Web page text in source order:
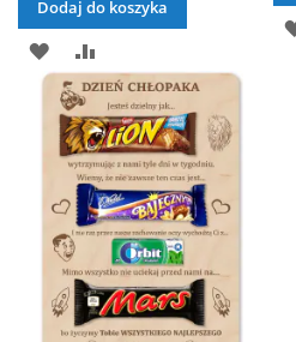
Dodaj do koszyka
DODAJ
DO
LISTY
ŻYCZEŃ